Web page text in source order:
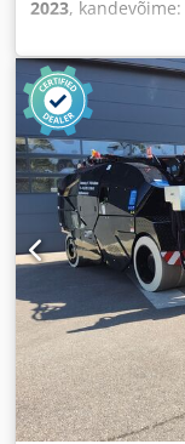
2023, kandevõime: